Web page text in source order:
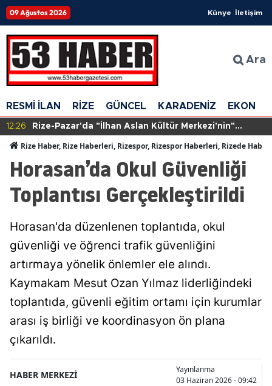
09 Ağustos 2026 Künye İletişim
Ara
RESMİ İLAN RİZE GÜNCEL KARADENİZ
12:26
Rize-Pazar'da "İlhan Aslan Kültür Merkezi'nin"
Rize Haber, Rize Haberleri, Rizespor, Rizespor Haberleri, Rizede
Horasan’da Okul Güvenliği
Toplantısı Gerçekleştirildi
Horasan'da düzenlenen toplantıda, okul
güvenliği ve öğrenci trafik güvenliğini
artırmaya yönelik önlemler ele alındı.
Kaymakam Mesut Ozan Yılmaz liderliğindeki
toplantıda, güvenli eğitim ortamı için kurumlar
arası iş birliği ve koordinasyon ön plana
çıkarıldı.
HABER MERKEZİ
Yayınlanma
03 Haziran 2026 - 09:42